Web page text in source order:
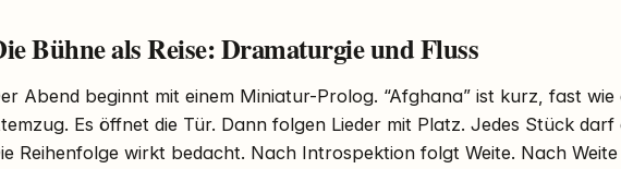
Bühne als Reise: Dramaturgie und Fluss
Abend beginnt mit einem Miniatur-Prolog. “Afghana” ist kurz, fast wie
Es öffnet die Tür. Dann folgen Lieder mit Platz. Jedes Stück darf
Reihenfolge wirkt bedacht. Nach Introspektion folgt Weite. Nach